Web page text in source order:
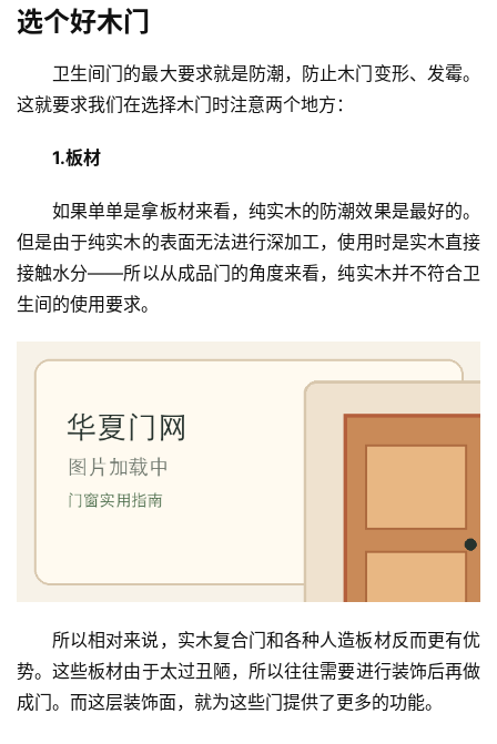
选个好木门
卫生间门的最大要求就是防潮，防止木门变形、发霉。
这就要求我们在选择木门时注意两个地方：
1.板材
如果单单是拿板材来看，纯实木的防潮效果是最好的。
但是由于纯实木的表面无法进行深加工，使用时是实木直接
接触水分——所以从成品门的角度来看，纯实木并不符合卫
生间的使用要求。
所以相对来说，实木复合门和各种人造板材反而更有优
势。这些板材由于太过丑陋，所以往往需要进行装饰后再做
成门。而这层装饰面，就为这些门提供了更多的功能。